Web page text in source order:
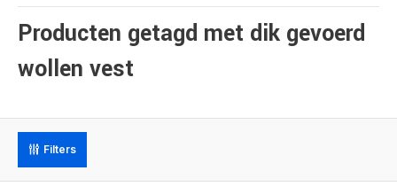
Producten getagd met dik gevoerd
wollen vest
Filters